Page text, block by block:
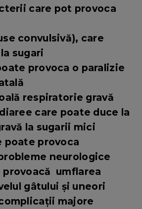
care pot provoca
convulsivă), care
sugari
provoca o paralizie
respiratorie gravă
care poate duce la
la sugarii mici
poate provoca
neurologice
provoacă umflarea
gâtului și uneori
majore